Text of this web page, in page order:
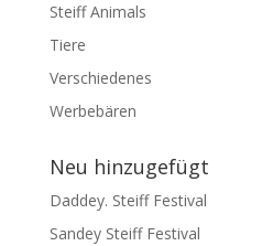
Steiff Animals
Tiere
Verschiedenes
Werbebären
Neu hinzugefügt
Daddey. Steiff Festival
Sandey Steiff Festival